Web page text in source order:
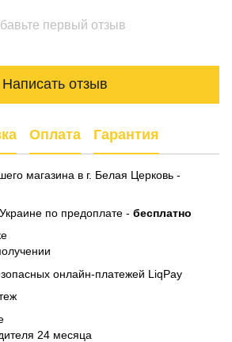
первый отзыв
Написать отзыв
Оплата Гарантия
магазина в г. Белая Церковь -
по предоплате - бесплатно
онлайн-платежей LiqPay
24 месяца